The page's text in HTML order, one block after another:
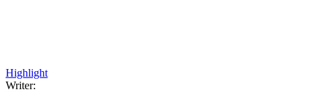
Highlight
Writer: